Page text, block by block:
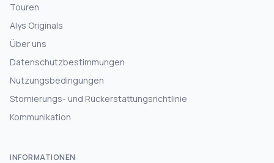
Touren
Alys Originals
Über uns
Datenschutzbestimmungen
Nutzungsbedingungen
Stornierungs- und Rückerstattungsrichtlinie
Kommunikation
INFORMATIONEN